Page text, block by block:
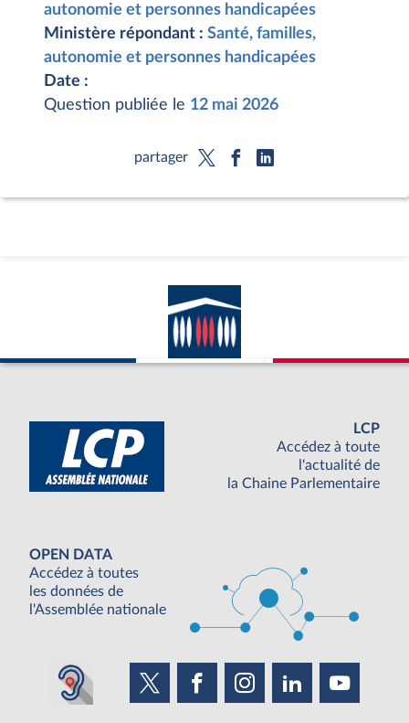
autonomie et personnes handicapées
Ministère répondant : Santé, familles,
autonomie et personnes handicapées
Date :
Question publiée le 12 mai 2026
partager
LCP
Accédez à toute
l'actualité de
la Chaine Parlementaire
OPEN DATA
Accédez à toutes
les données de
l'Assemblée nationale